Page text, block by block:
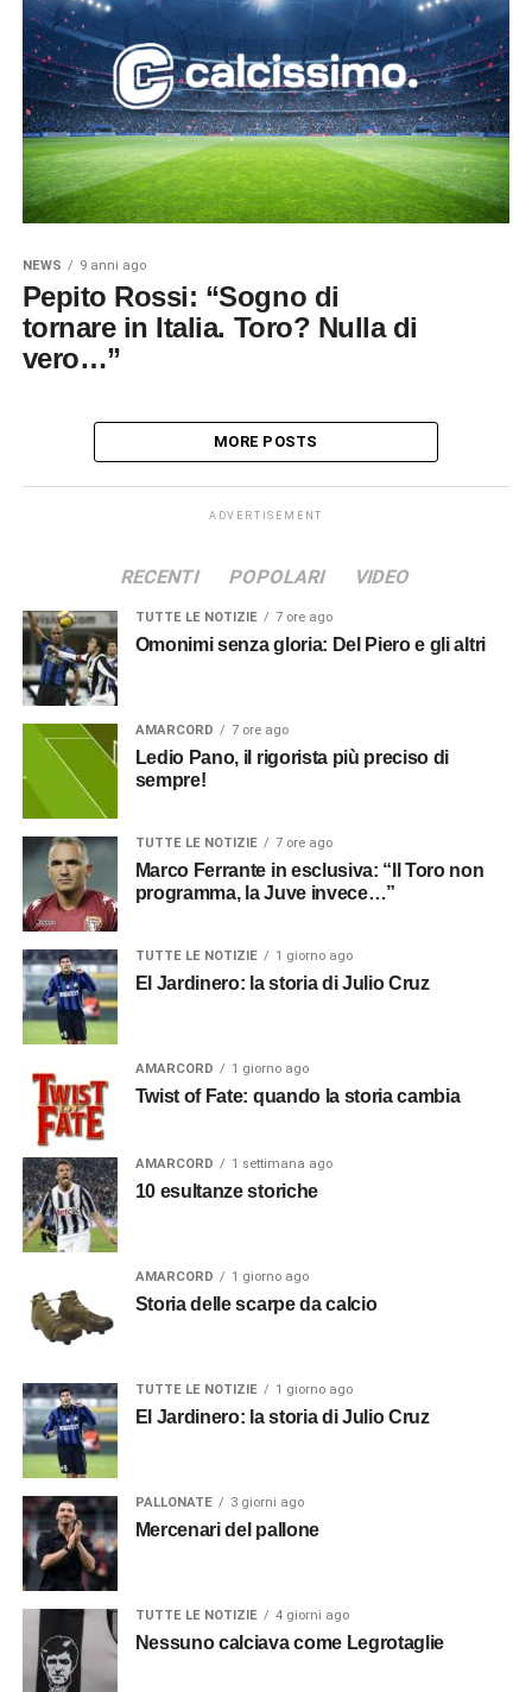
NEWS 9 anni ago
Pepito Rossi: “Sogno di
tornare in Italia. Toro? Nulla di
vero…”
MORE POSTS
ADVERTISEMENT
RECENTI POPOLARI VIDEO
TUTTE LE NOTIZIE 7 ore ago
Omonimi senza gloria: Del Piero e gli altri
AMARCORD 7 ore ago
Ledio Pano, il rigorista più preciso di
sempre!
TUTTE LE NOTIZIE 7 ore ago
Marco Ferrante in esclusiva: “Il Toro non
programma, la Juve invece…”
TUTTE LE NOTIZIE 1 giorno ago
El Jardinero: la storia di Julio Cruz
AMARCORD 1 giorno ago
Twist of Fate: quando la storia cambia
AMARCORD 1 settimana ago
10 esultanze storiche
AMARCORD 1 giorno ago
Storia delle scarpe da calcio
TUTTE LE NOTIZIE 1 giorno ago
El Jardinero: la storia di Julio Cruz
PALLONATE 3 giorni ago
Mercenari del pallone
TUTTE LE NOTIZIE 4 giorni ago
Nessuno calciava come Legrotaglie